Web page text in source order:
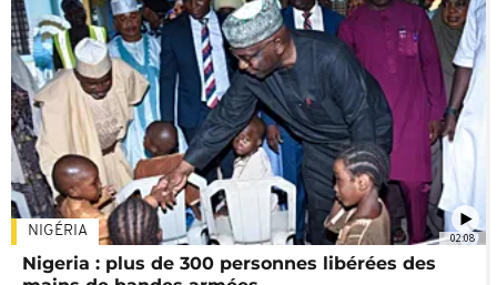
02:08
NIGÉRIA
Nigeria : plus de 300 personnes libérées des